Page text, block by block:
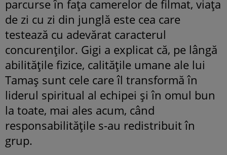
parcurse în fața camerelor de filmat, viața
de zi cu zi din junglă este cea care
testează cu adevărat caracterul
concurenților. Gigi a explicat că, pe lângă
abilitățile fizice, calitățile umane ale lui
Tamaș sunt cele care îl transformă în
liderul spiritual al echipei și în omul bun
la toate, mai ales acum, când
responsabilitățile s-au redistribuit în
grup.